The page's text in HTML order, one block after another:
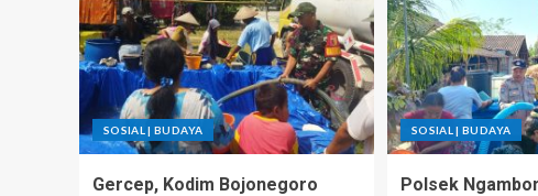
SOSIAL | BUDAYA
Gercep, Kodim Bojonegoro
SOSIAL | BUDAYA
Polsek